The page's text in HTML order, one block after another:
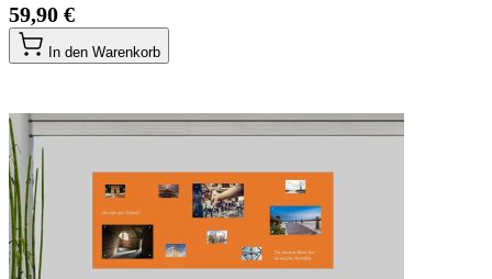
59,90 €
In den Warenkorb